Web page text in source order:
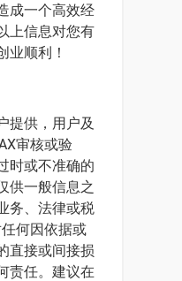
成一个高效经
上信息对您有
业顺利！
提供，用户及
审核或验
时或不准确的
供一般信息之
务、法律或税
何因依据或
直接或间接损
责任。建议在